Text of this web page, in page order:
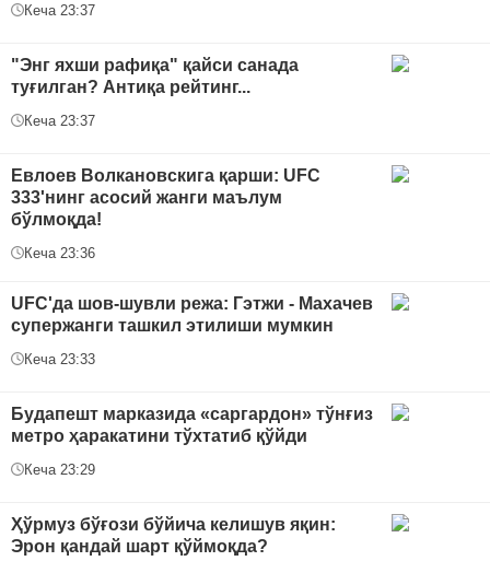
Кеча 23:37
"Энг яхши рафиқа" қайси санада
туғилган? Антиқа рейтинг...
Кеча 23:37
Евлоев Волкановскига қарши: UFC
333'нинг асосий жанги маълум
бўлмоқда!
Кеча 23:36
UFC'да шов-шувли режа: Гэтжи - Махачев
супержанги ташкил этилиши мумкин
Кеча 23:33
Будапешт марказида «саргардон» тўнғиз
метро ҳаракатини тўхтатиб қўйди
Кеча 23:29
Ҳўрмуз бўғози бўйича келишув яқин:
Эрон қандай шарт қўймоқда?